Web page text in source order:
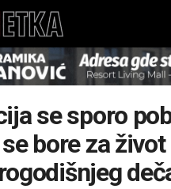
se sporo
bore za život